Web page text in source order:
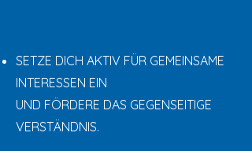
SETZE DICH AKTIV FÜR GEMEINSAME
INTERESSEN EIN
UND FÖRDERE DAS GEGENSEITIGE
VERSTÄNDNIS.